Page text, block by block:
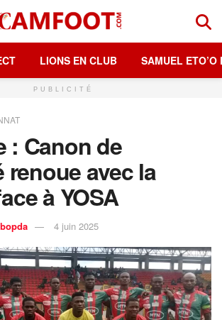
LIONS EN CLUB SAMUEL ETO’O
PUBLICITÉ
: Canon de
renoue avec la
à YOSA
4 juin 2025